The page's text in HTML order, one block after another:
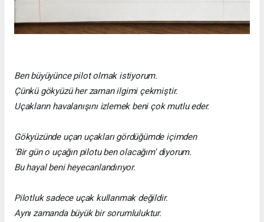
Ben büyüyünce pilot olmak istiyorum.
Çünkü gökyüzü her zaman ilgimi çekmiştir.
Uçakların havalanışını izlemek beni çok mutlu eder.
Gökyüzünde uçan uçakları gördüğümde içimden
'Bir gün o uçağın pilotu ben olacağım' diyorum.
Bu hayal beni heyecanlandırıyor.
Pilotluk sadece uçak kullanmak değildir.
Aynı zamanda büyük bir sorumluluktur.